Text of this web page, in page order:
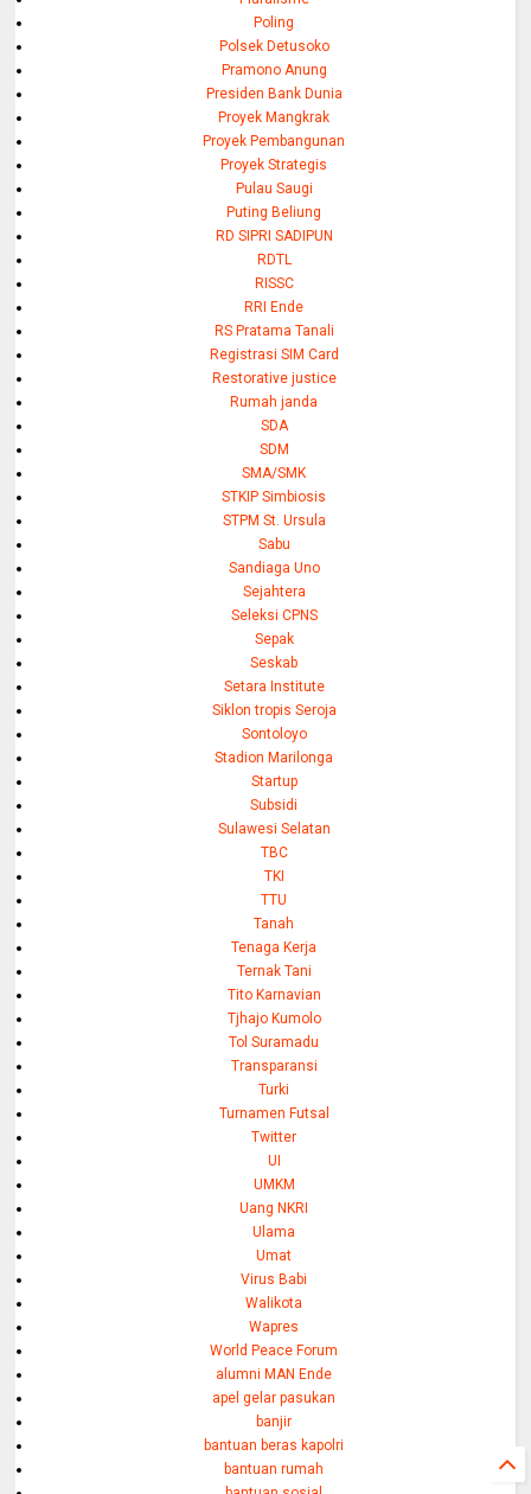
Poling
Polsek Detusoko
Pramono Anung
Presiden Bank Dunia
Proyek Mangkrak
Proyek Pembangunan
Proyek Strategis
Pulau Saugi
Puting Beliung
RD SIPRI SADIPUN
RDTL
RISSC
RRI Ende
RS Pratama Tanali
Registrasi SIM Card
Restorative justice
Rumah janda
SDA
SDM
SMA/SMK
STKIP Simbiosis
STPM St. Ursula
Sabu
Sandiaga Uno
Sejahtera
Seleksi CPNS
Sepak
Seskab
Setara Institute
Siklon tropis Seroja
Sontoloyo
Stadion Marilonga
Startup
Subsidi
Sulawesi Selatan
TBC
TKI
TTU
Tanah
Tenaga Kerja
Ternak Tani
Tito Karnavian
Tjhajo Kumolo
Tol Suramadu
Transparansi
Turki
Turnamen Futsal
Twitter
UI
UMKM
Uang NKRI
Ulama
Umat
Virus Babi
Walikota
Wapres
World Peace Forum
alumni MAN Ende
apel gelar pasukan
banjir
bantuan beras kapolri
bantuan rumah